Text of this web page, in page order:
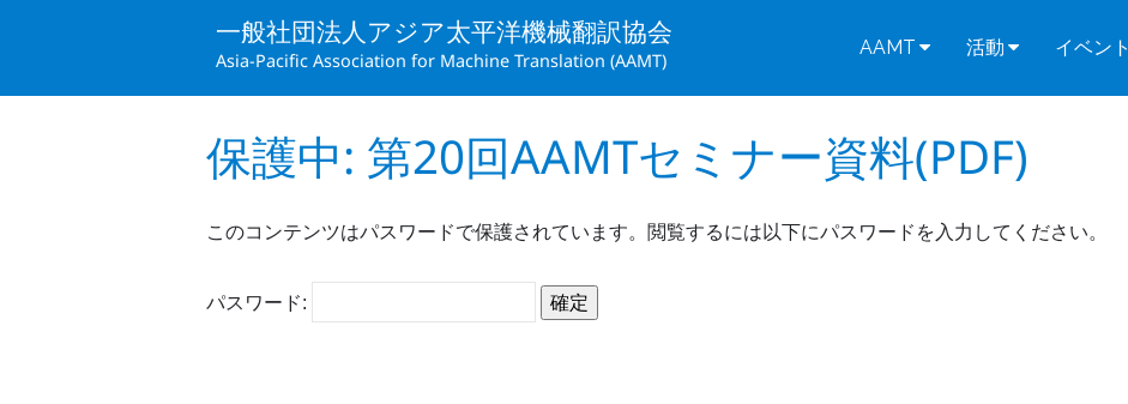
一般社団法人アジア太平洋機械翻訳協会
Asia-Pacific Association for Machine Translation (AAMT)
AAMT 活動 イベント
保護中: 第20回AAMTセミナー資料(PDF)
このコンテンツはパスワードで保護されています。閲覧するには以下にパスワードを入力してください。
パスワード: